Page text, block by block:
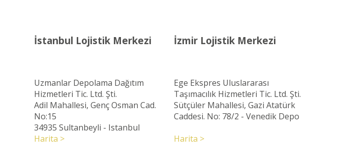
İstanbul Lojistik Merkezi
Uzmanlar Depolama Dağıtım
Hizmetleri Tic. Ltd. Şti.
Adil Mahallesi, Genç Osman Cad.
No:15
34935 Sultanbeyli - Istanbul
Harita >
İzmir Lojistik Merkezi
Ege Ekspres Uluslararası
Taşımacılık Hizmetleri Tic. Ltd. Şti.
Sütçüler Mahallesi, Gazi Atatürk
Caddesi. No: 78/2 - Venedik Depo
Harita >